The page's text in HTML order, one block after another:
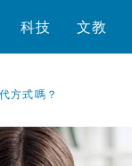
科技 文教
方式嗎？